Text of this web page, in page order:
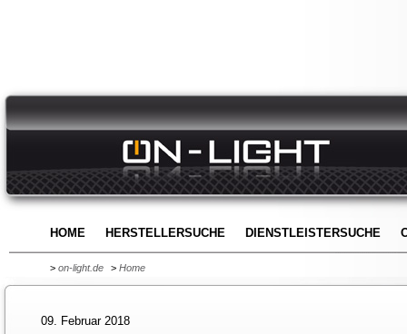
HOME HERSTELLERSUCHE DIENSTLEISTERSUCHE
> on-light.de > Home
09. Februar 2018